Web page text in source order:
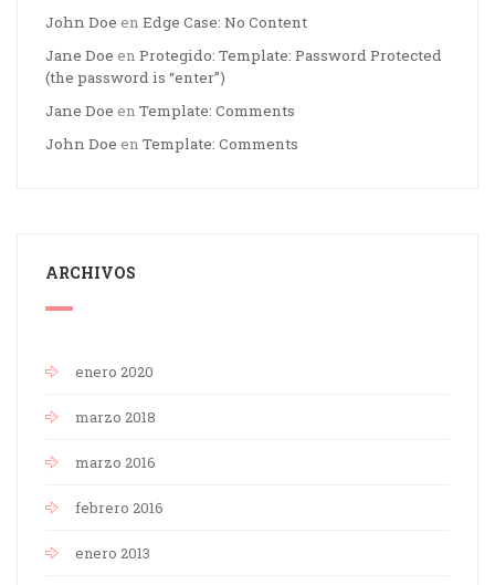
John Doe en Edge Case: No Content
Jane Doe en Protegido: Template: Password Protected
(the password is “enter”)
Jane Doe en Template: Comments
John Doe en Template: Comments
ARCHIVOS
enero 2020
marzo 2018
marzo 2016
febrero 2016
enero 2013